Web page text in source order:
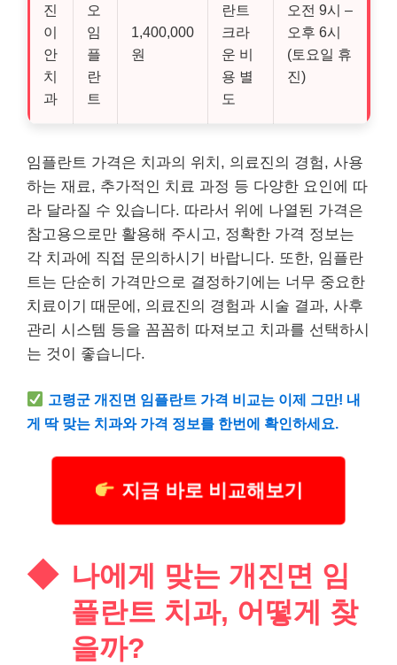
진
이
안
치
과
오
임
플
란
트
1,400,000
원
란트
크라
운 비
용 별
도
오전 9시 –
오후 6시
(토요일 휴
진)
임플란트 가격은 치과의 위치, 의료진의 경험, 사용
하는 재료, 추가적인 치료 과정 등 다양한 요인에 따
라 달라질 수 있습니다. 따라서 위에 나열된 가격은
참고용으로만 활용해 주시고, 정확한 가격 정보는
각 치과에 직접 문의하시기 바랍니다. 또한, 임플란
트는 단순히 가격만으로 결정하기에는 너무 중요한
치료이기 때문에, 의료진의 경험과 시술 결과, 사후
관리 시스템 등을 꼼꼼히 따져보고 치과를 선택하시
는 것이 좋습니다.
고령군 개진면 임플란트 가격 비교는 이제 그만! 내
게 딱 맞는 치과와 가격 정보를 한번에 확인하세요.
지금 바로 비교해보기
나에게 맞는 개진면 임
플란트 치과, 어떻게 찾
을까?